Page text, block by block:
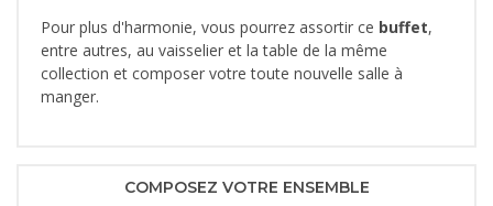
Pour plus d'harmonie, vous pourrez assortir ce buffet,
entre autres, au vaisselier et la table de la même
collection et composer votre toute nouvelle salle à
manger.
COMPOSEZ VOTRE ENSEMBLE